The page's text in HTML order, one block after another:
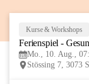
Kurse & Workshops
Ferienspiel -
Mo., 10. Aug.,
Stössing 7, 3073